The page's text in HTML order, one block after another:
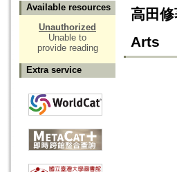
Available resources
Unauthorized
Unable to
provide reading
Extra service
高田
Arts